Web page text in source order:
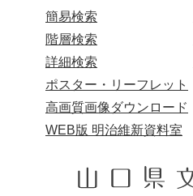
簡易検索
階層検索
詳細検索
ポスター・リーフレット
高画質画像ダウンロード
WEB版 明治維新資料室